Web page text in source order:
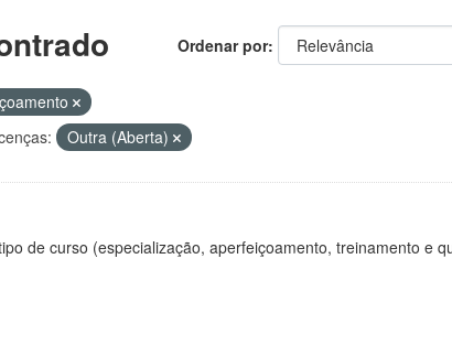
Ordenar por
Outra (Aberta)
de curso (especialização, aperfeiçoamento, treinamento e